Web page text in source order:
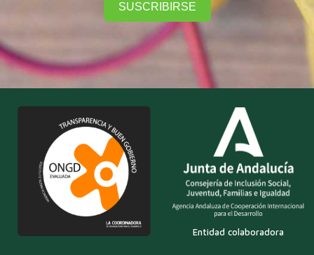
SUSCRIBIRSE
Entidad colaboradora